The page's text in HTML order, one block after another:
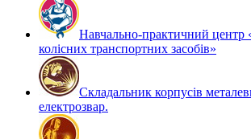
Навчально-практичний центр
колісних транспортних засобів»
Складальник корпусів
електрозвар.